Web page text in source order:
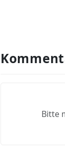
Bitte